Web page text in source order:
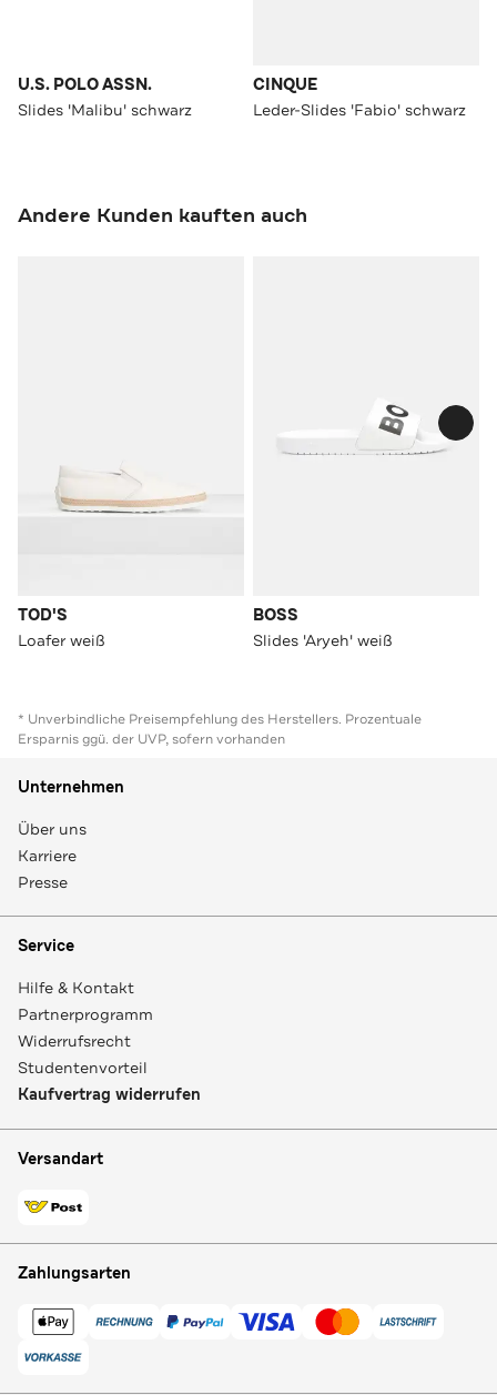
U.S. POLO ASSN.
Slides 'Malibu' schwarz
CINQUE
Leder-Slides 'Fabio' schwarz
Andere Kunden kauften auch
TOD'S
Loafer weiß
BOSS
Slides 'Aryeh' weiß
* Unverbindliche Preisempfehlung des Herstellers. Prozentuale
Ersparnis ggü. der UVP, sofern vorhanden
Unternehmen
Über uns
Karriere
Presse
Service
Hilfe & Kontakt
Partnerprogramm
Widerrufsrecht
Studentenvorteil
Kaufvertrag widerrufen
Versandart
Zahlungsarten